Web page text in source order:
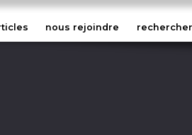
nous rejoindre rechercher